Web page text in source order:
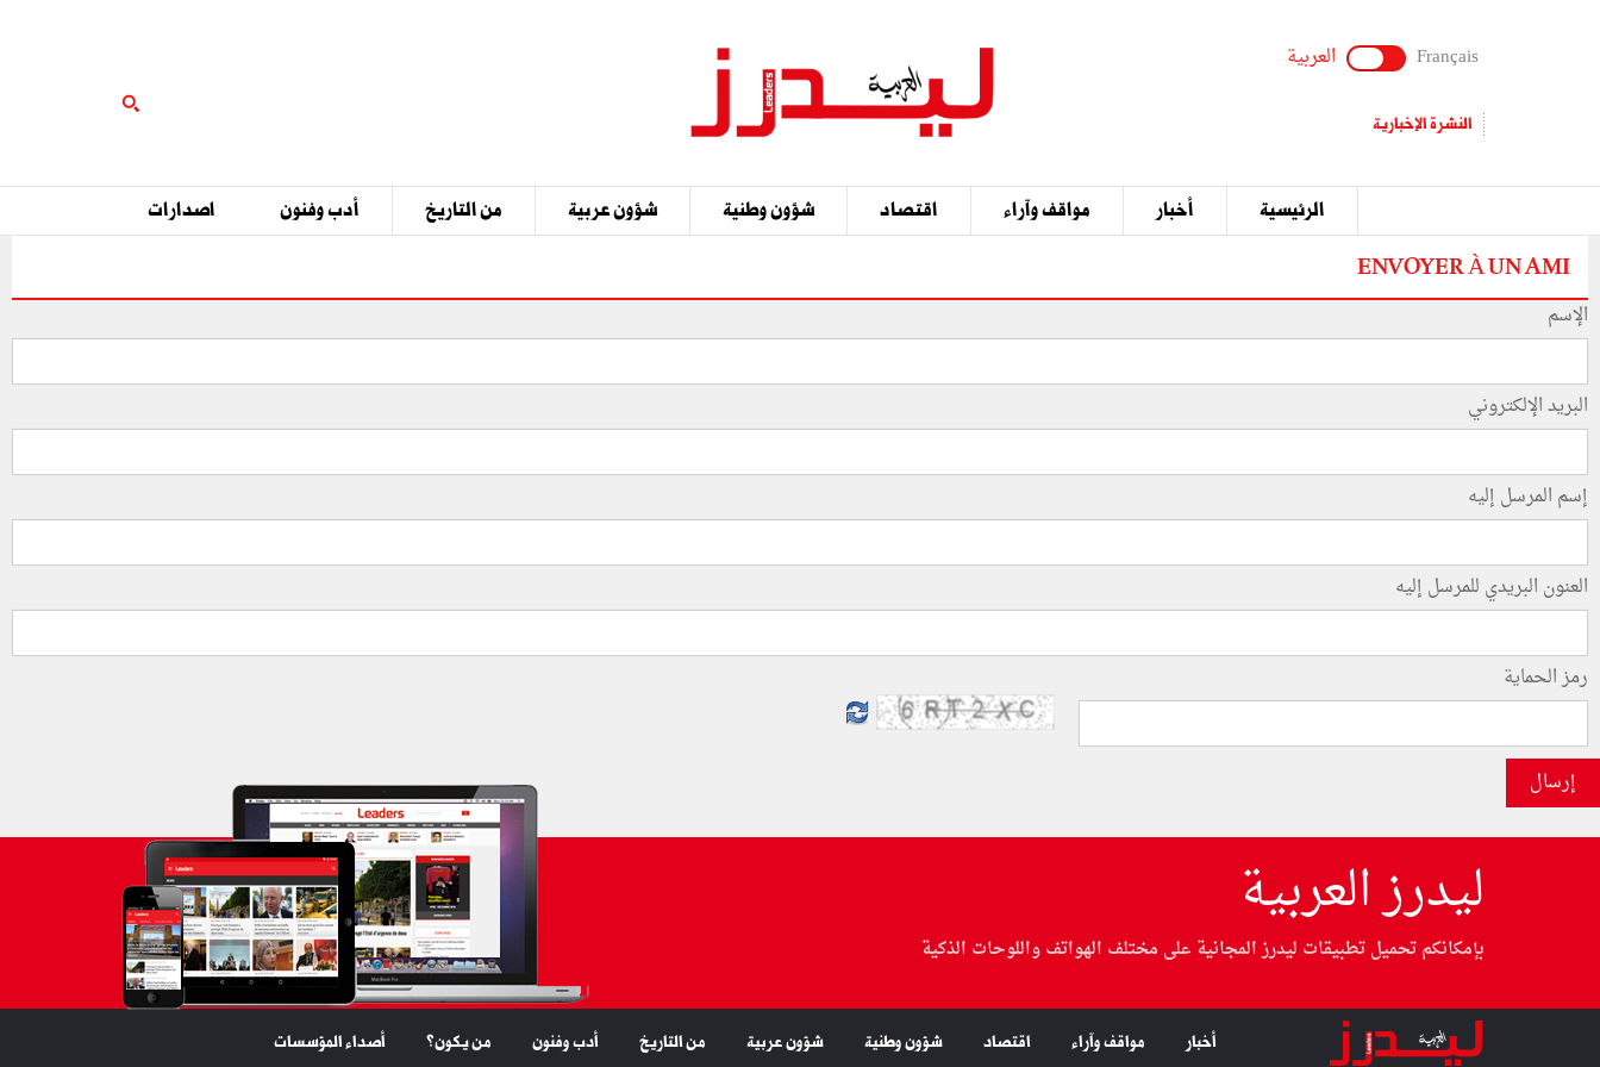
Français العربية
النشرة الإخبارية
الرئيسية أخبار مواقف وآراء اقتصاد شؤون وطنية شؤون عربية من التاريخ أدب وفنون اصدارات
ENVOYER À UN AMI
الإسم
البريد الإلكتروني
إسم المرسل إليه
العنون البريدي للمرسل إليه
رمز الحماية
إرسال
ليدرز العربية
بإمكانكم تحميل تطبيقات ليدرز المجانية على مختلف الهواتف واللوحات الذكية
أخبار مواقف وآراء اقتصاد شؤون وطنية شؤون عربية من التاريخ أدب وفنون من يكون؟ أصداء المؤسسات